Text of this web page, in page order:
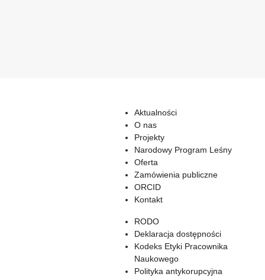
Aktualności
O nas
Projekty
Narodowy Program Leśny
Oferta
Zamówienia publiczne
ORCID
Kontakt
RODO
Deklaracja dostępności
Kodeks Etyki Pracownika
Naukowego
Polityka antykorupcyjna